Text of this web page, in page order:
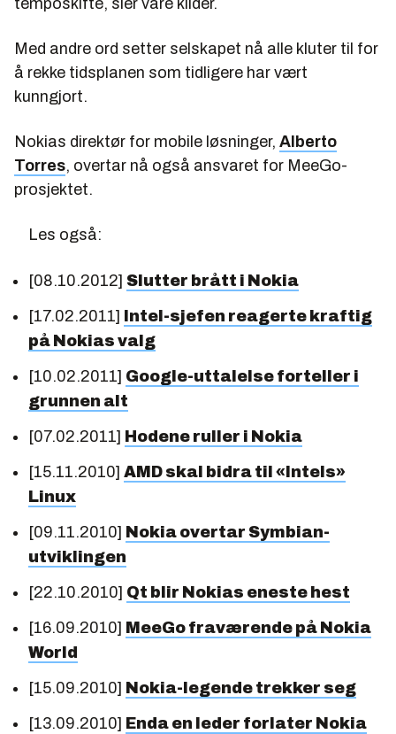
temposkifte, sier våre kilder.
Med andre ord setter selskapet nå alle kluter til for
å rekke tidsplanen som tidligere har vært
kunngjort.
Nokias direktør for mobile løsninger, Alberto
Torres, overtar nå også ansvaret for MeeGo-
prosjektet.
Les også:
[08.10.2012] Slutter brått i Nokia
[17.02.2011]
Intel-sjefen reagerte kraftig
på Nokias valg
[10.02.2011] Google-uttalelse forteller i
grunnen alt
[07.02.2011] Hodene ruller i Nokia
[15.11.2010] AMD skal bidra til «Intels»
Linux
[09.11.2010] Nokia overtar Symbian-
utviklingen
[22.10.2010] Qt blir Nokias eneste hest
[16.09.2010] MeeGo fraværende på Nokia
World
[15.09.2010] Nokia-legende trekker seg
[13.09.2010] Enda en leder forlater Nokia